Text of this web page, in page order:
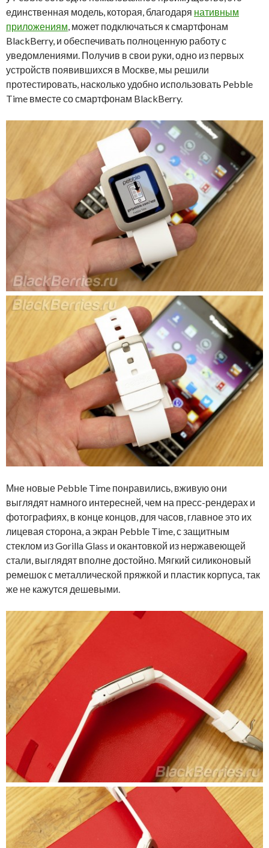
единственная модель, которая, благодаря нативным
приложениям , может подключаться к смартфонам
BlackBerry, и обеспечивать полноценную работу с
уведомлениями. Получив в свои руки, одно из первых
устройств появившихся в Москве, мы решили
протестировать, насколько удобно использовать Pebble
Time вместе со смартфонам BlackBerry.
Мне новые Pebble Time понравились, вживую они
выглядят намного интересней, чем на пресс-рендерах и
фотографиях, в конце концов, для часов, главное это их
лицевая сторона, а экран Pebble Time, с защитным
стеклом из Gorilla Glass и окантовкой из нержавеющей
стали, выглядят вполне достойно. Мягкий силиконовый
ремешок с металлической пряжкой и пластик корпуса, так
же не кажутся дешевыми.